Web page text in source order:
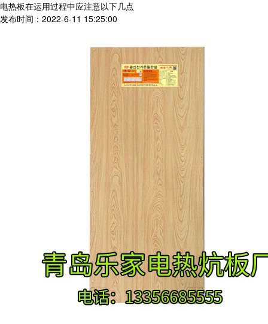
电热板在运用过程中应注意以下几点
发布时间：2022-6-11 15:25:00